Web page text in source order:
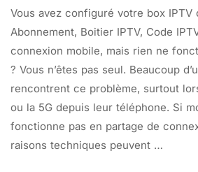
Vous avez configuré votre box IPTV
Abonnement, Boitier IPTV, Code
connexion mobile, mais rien ne
? Vous n’êtes pas seul. Beaucoup
rencontrent ce problème, surtout
ou la 5G depuis leur téléphone. Si
fonctionne pas en partage de
raisons techniques peuvent …